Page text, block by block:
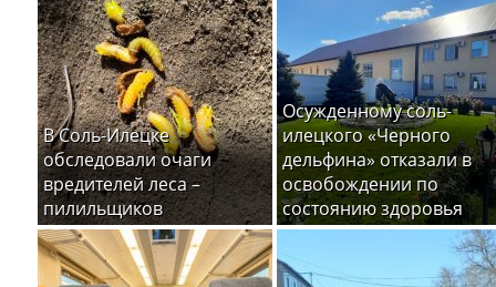
В Соль-Илецке
обследовали очаги
вредителей леса –
пилильщиков
Осужденному соль-
илецкого «Черного
дельфина» отказали в
освобождении по
состоянию здоровья